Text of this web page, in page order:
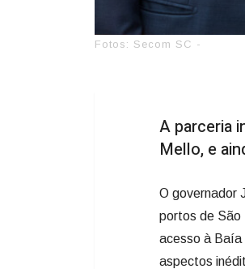
Fotos: Secom SC -
A parceria
Mello, e
O governador
portos de São
acesso à Baía
aspectos